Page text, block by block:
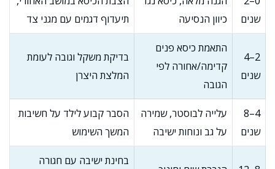
שנים
כיוון הנסיעה
תיעדוף דגמים עם מגני צד
2–4
שנים
התאמת כיסא פנים
קדימה/אחורה לפי
הגובה
בדיקת משקל וגובה לעומת
המלצת היצרן
4–8
שנים
עלייה לבוסטר, שמירה
על גב ונוחות ישיבה
הסבר קבוע לילד על חשיבות
המשך השימוש
בחינת ישיבה עם חגורה